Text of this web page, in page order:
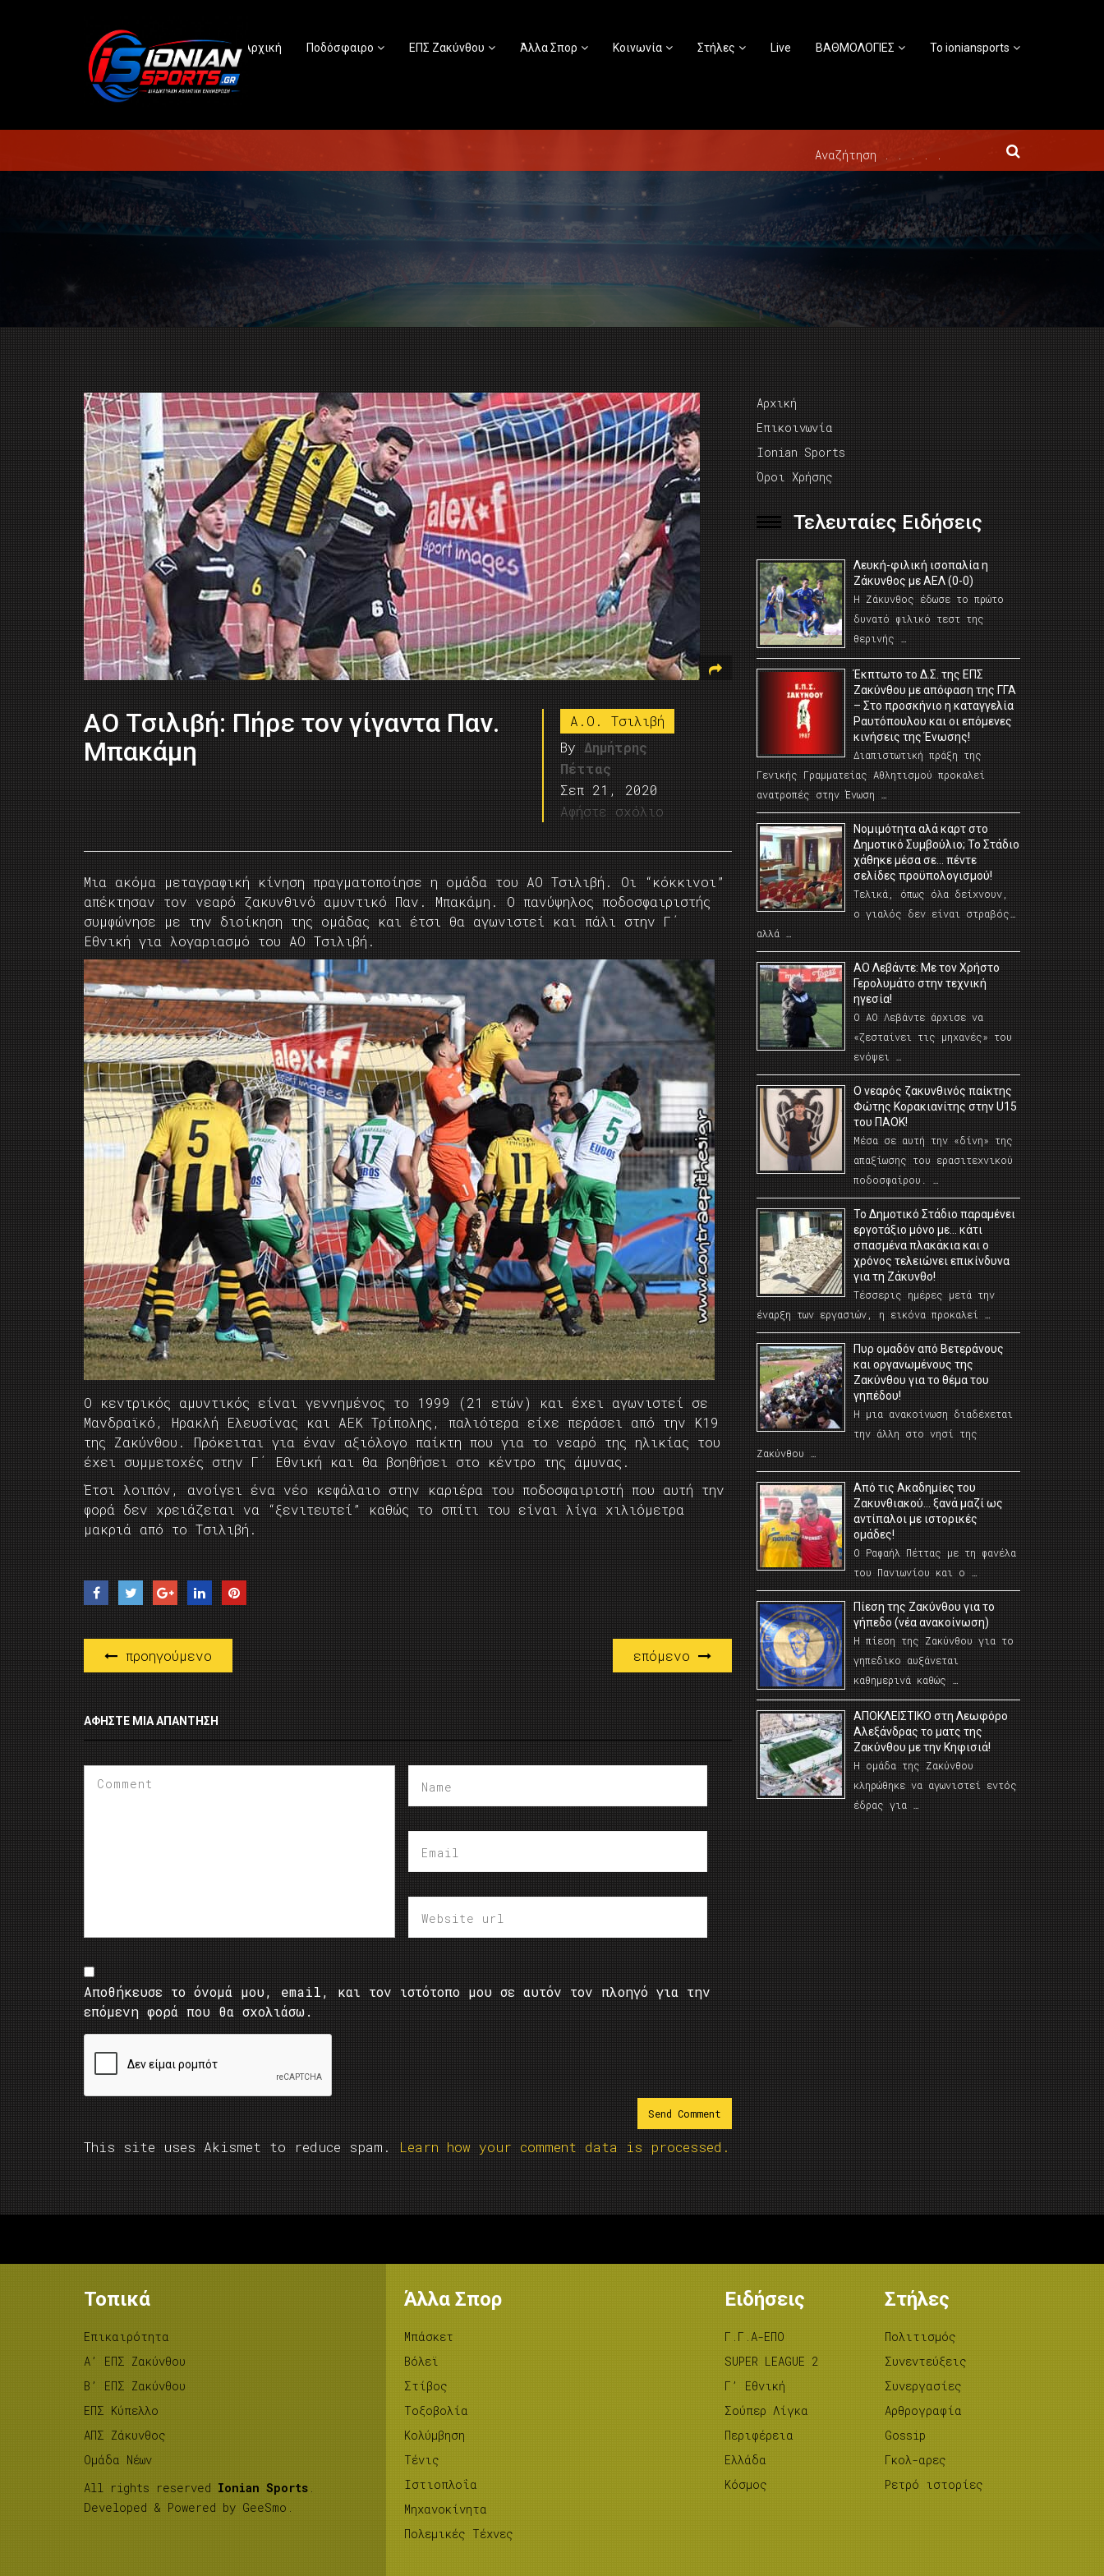
Αρχική Ποδόσφαιρο ΕΠΣ Ζακύνθου Άλλα Σπορ Κοινωνία Στήλες Live ΒΑΘΜΟΛΟΓΙΕΣ Το ioniansports
ΑΟ Τσιλιβή: Πήρε τον γίγαντα Παν.
Μπακάμη
Α.Ο. Τσιλιβή
By Δημήτρης
Πέττας
Σεπ 21, 2020
Αφήστε σχόλιο
Μια ακόμα μεταγραφική κίνηση πραγματοποίησε η ομάδα του ΑΟ Τσιλιβή. Οι “κόκκινοι”
απέκτησαν τον νεαρό ζακυνθινό αμυντικό Παν. Μπακάμη. Ο πανύψηλος ποδοσφαιριστής
συμφώνησε με την διοίκηση της ομάδας και έτσι θα αγωνιστεί και πάλι στην Γ΄
Εθνική για λογαριασμό του ΑΟ Τσιλιβή.
Ο κεντρικός αμυντικός είναι γεννημένος το 1999 (21 ετών) και έχει αγωνιστεί σε
Μανδραϊκό, Ηρακλή Ελευσίνας και ΑΕΚ Τρίπολης, παλιότερα είχε περάσει από την Κ19
της Ζακύνθου. Πρόκειται για έναν αξιόλογο παίκτη που για το νεαρό της ηλικίας του
έχει συμμετοχές στην Γ΄ Εθνική και θα βοηθήσει στο κέντρο της άμυνας.
Έτσι λοιπόν, ανοίγει ένα νέο κεφάλαιο στην καριέρα του ποδοσφαιριστή που αυτή την
φορά δεν χρειάζεται να “ξενιτευτεί” καθώς το σπίτι του είναι λίγα χιλιόμετρα
μακριά από το Τσιλιβή.
προηγούμενο επόμενο
ΑΦΉΣΤΕ ΜΙΑ ΑΠΆΝΤΗΣΗ
Αποθήκευσε το όνομά μου, email, και τον ιστότοπο μου σε αυτόν τον πλοηγό για την
επόμενη φορά που θα σχολιάσω.
This site uses Akismet to reduce spam. Learn how your comment data is processed.
Αρχική
Επικοινωνία
Ionian Sports
Όροι Χρήσης
Τελευταίες Ειδήσεις
Λευκή-φιλική ισοπαλία η
Ζάκυνθος με ΑΕΛ (0-0)
Η Ζάκυνθος έδωσε το πρώτο
δυνατό φιλικό τεστ της
θερινής …
Έκπτωτο το Δ.Σ. της ΕΠΣ
Ζακύνθου με απόφαση της ΓΓΑ
– Στο προσκήνιο η καταγγελία
Ραυτόπουλου και οι επόμενες
κινήσεις της Ένωσης!
Διαπιστωτική πράξη της
Γενικής Γραμματείας Αθλητισμού προκαλεί
ανατροπές στην Ένωση …
Νομιμότητα αλά καρτ στο
Δημοτικό Συμβούλιο; Το Στάδιο
χάθηκε μέσα σε… πέντε
σελίδες προϋπολογισμού!
Τελικά, όπως όλα δείχνουν,
ο γιαλός δεν είναι στραβός…
αλλά …
ΑΟ Λεβάντε: Με τον Χρήστο
Γερολυμάτο στην τεχνική
ηγεσία!
Ο ΑΟ Λεβάντε άρχισε να
«ζεσταίνει τις μηχανές» του
ενόψει …
O νεαρός ζακυνθινός παίκτης
Φώτης Κορακιανίτης στην U15
του ΠΑΟΚ!
Μέσα σε αυτή την «δίνη» της
απαξίωσης του ερασιτεχνικού
ποδοσφαίρου. …
Το Δημοτικό Στάδιο παραμένει
εργοτάξιο μόνο με… κάτι
σπασμένα πλακάκια και ο
χρόνος τελειώνει επικίνδυνα
για τη Ζάκυνθο!
Τέσσερις ημέρες μετά την
έναρξη των εργασιών, η εικόνα προκαλεί …
Πυρ ομαδόν από Βετεράνους
και οργανωμένους της
Ζακύνθου για το θέμα του
γηπέδου!
Η μια ανακοίνωση διαδέχεται
την άλλη στο νησί της
Ζακύνθου …
Από τις Ακαδημίες του
Ζακυνθιακού… ξανά μαζί ως
αντίπαλοι με ιστορικές
ομάδες!
Ο Ραφαήλ Πέττας με τη φανέλα
του Πανιωνίου και ο …
Πίεση της Ζακύνθου για το
γήπεδο (νέα ανακοίνωση)
Η πίεση της Ζακύνθου για το
γηπεδικο αυξάνεται
καθημερινά καθώς …
AΠΟΚΛΕΙΣΤΙΚΟ στη Λεωφόρο
Αλεξάνδρας το ματς της
Ζακύνθου με την Κηφισιά!
Η ομάδα της Ζακύνθου
κληρώθηκε να αγωνιστεί εντός
έδρας για …
Τοπικά
Επικαιρότητα
A’ ΕΠΣ Ζακύνθου
B’ ΕΠΣ Ζακύνθου
ΕΠΣ Κύπελλο
ΑΠΣ Ζάκυνθος
Ομάδα Νέων
All rights reserved Ionian Sports .
Developed & Powered by GeeSmo .
Άλλα Σπορ
Μπάσκετ
Βόλεϊ
Στίβος
Tοξοβολία
Κολύμβηση
Τένις
Ιστιοπλοΐα
Μηχανοκίνητα
Πολεμικές Τέχνες
Ειδήσεις
Γ.Γ.Α-ΕΠΟ
SUPER LEAGUE 2
Γ’ Εθνική
Σούπερ Λίγκα
Περιφέρεια
Ελλάδα
Κόσμος
Στήλες
Πολιτισμός
Συνεντεύξεις
Συνεργασίες
Αρθρογραφία
Gossip
Γκολ-αρες
Ρετρό ιστορίες